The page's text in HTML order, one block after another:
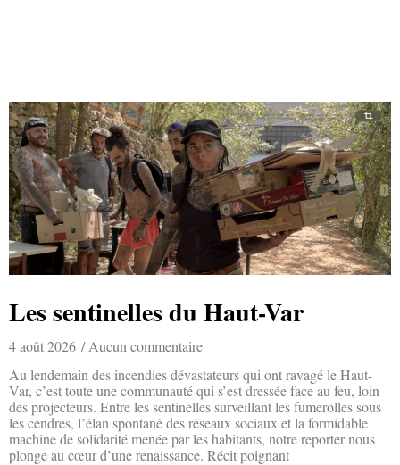
Les sentinelles du Haut-Var
4 août 2026
Aucun commentaire
Au lendemain des incendies dévastateurs qui ont ravagé le Haut-
Var, c’est toute une communauté qui s’est dressée face au feu, loin
des projecteurs. Entre les sentinelles surveillant les fumerolles sous
les cendres, l’élan spontané des réseaux sociaux et la formidable
machine de solidarité menée par les habitants, notre reporter nous
plonge au cœur d’une renaissance. Récit poignant